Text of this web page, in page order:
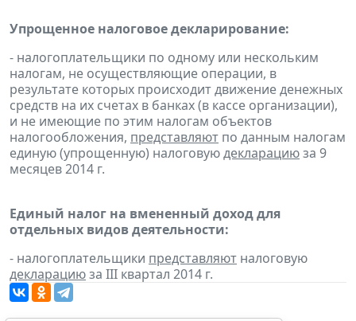
Упрощенное налоговое декларирование:
- налогоплательщики по одному или нескольким
налогам, не осуществляющие операции, в
результате которых происходит движение денежных
средств на их счетах в банках (в кассе организации),
и не имеющие по этим налогам объектов
налогообложения, представляют по данным налогам
единую (упрощенную) налоговуюдекларациюза 9
месяцев 2014 г.
Единый налог на вмененный доход для
отдельных видов деятельности:
- налогоплательщики представляют налоговую
декларациюза III квартал 2014 г.